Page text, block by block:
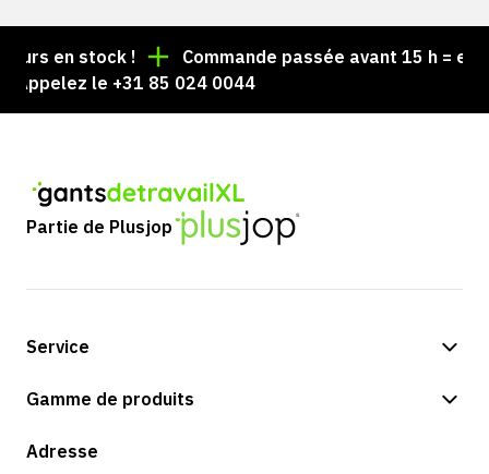
en stock !
Commande passée avant 15 h =
le +31 85 024 0044
Partie de Plusjop
Service
Options de paiement
Retours et service
Gamme de produits
Boutique
Adresse